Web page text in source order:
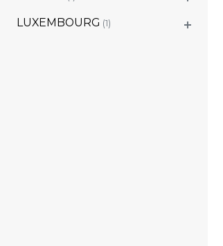
LUXEMBOURG (1)